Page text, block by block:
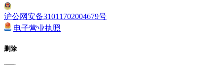
沪公网安备31011702004679号
电子营业执照
删除